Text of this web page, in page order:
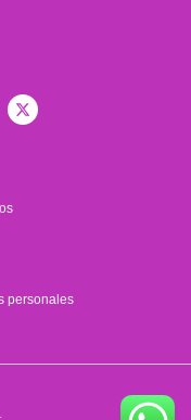
personales